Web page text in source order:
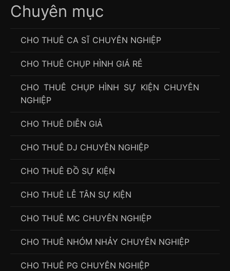
Chuyên mục
CHO THUÊ CA SĨ CHUYÊN NGHIỆP
CHO THUÊ CHỤP HÌNH GIÁ RẺ
CHO THUÊ CHỤP HÌNH SỰ KIỆN CHUYÊN
NGHIỆP
CHO THUÊ DIỄN GIẢ
CHO THUÊ DJ CHUYÊN NGHIỆP
CHO THUÊ ĐỒ SỰ KIỆN
CHO THUÊ LỄ TÂN SỰ KIỆN
CHO THUÊ MC CHUYÊN NGHIỆP
CHO THUÊ NHÓM NHẢY CHUYÊN NGHIỆP
CHO THUÊ PG CHUYÊN NGHIỆP